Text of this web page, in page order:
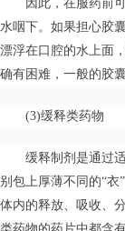
因此，在服药前
水咽下。如果担心胶
漂浮在口腔的水上面
确有困难，一般的胶
(3)缓释类药物
缓释制剂是通过
别包上厚薄不同的“
体内的释放、吸收、